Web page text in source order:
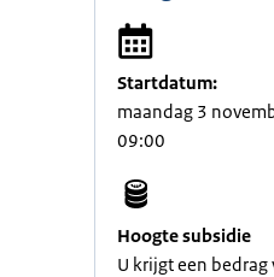
Startdatum:
maandag 3
09:00
Hoogte subsidie
U krijgt een